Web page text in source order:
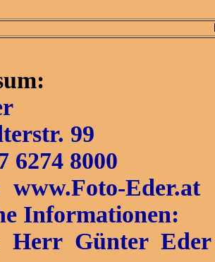
99
6274 8000
Eder.at
Informationen:
Herr Günter Eder